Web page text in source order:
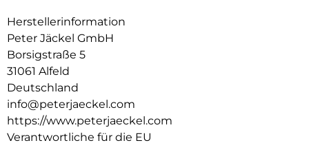
Herstellerinformation
Peter Jäckel GmbH
Borsigstraße 5
31061 Alfeld
Deutschland
info@peterjaeckel.com
https://www.peterjaeckel.com
Verantwortliche für die EU